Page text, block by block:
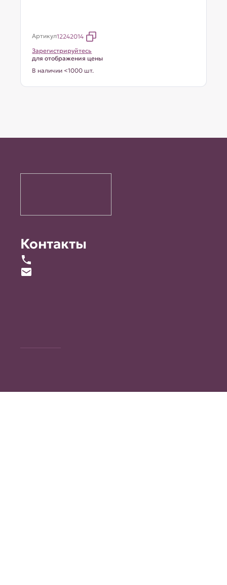
Артикул12242014
Зарегистрируйтесь
для отображения цены
В наличии <1000 шт.
Контакты